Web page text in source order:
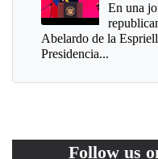
En una
Abelardo de la
Presidencia...
Follow us